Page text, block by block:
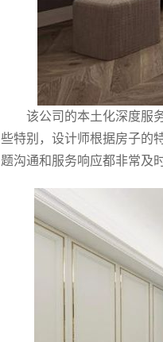
该公司的本土化深度服
些特别，设计师根据房子的
题沟通和服务响应都非常及